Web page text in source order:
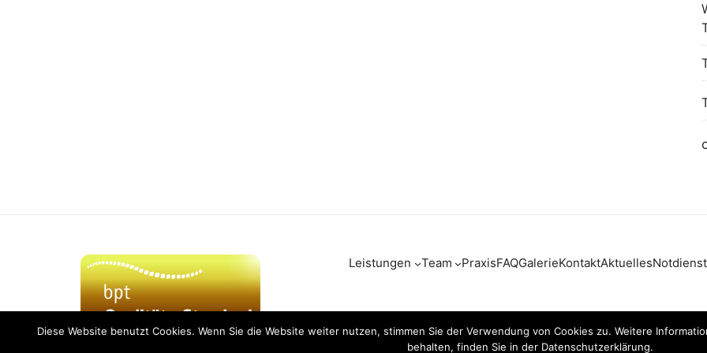
Leistungen Team PraxisFAQGalerieKontaktAktuellesNotdienst
Unsere Praxis ist GVP-zertifiziert
Diese Website benutzt Cookies. Wenn Sie die Website weiter nutzen, stimmen Sie der Verwendung von Cookies zu. Weitere
behalten, finden Sie in der Datenschutzerklärung.